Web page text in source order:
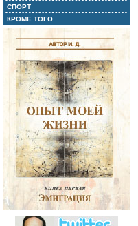
СПОРТ
КРОМЕ ТОГО